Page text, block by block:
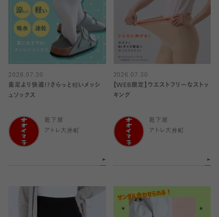
2026.07.30
素足より快適!?さらっと軽いメッシ
ュソックス
靴下屋
アトレ大井町
2026.07.30
【WEB限定】ウエストフリーなストッ
キング
靴下屋
アトレ大井町